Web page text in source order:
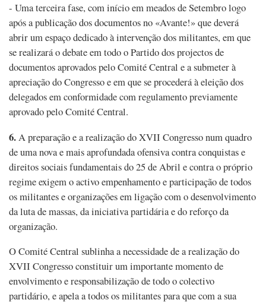
- Uma terceira fase, com início em meados de Setembro logo
após a publicação dos documentos no «Avante!» que deverá
abrir um espaço dedicado à intervenção dos militantes, em que
se realizará o debate em todo o Partido dos projectos de
documentos aprovados pelo Comité Central e a submeter à
apreciação do Congresso e em que se procederá à eleição dos
delegados em conformidade com regulamento previamente
aprovado pelo Comité Central.
6.A preparação e a realização do XVII Congresso num quadro
de uma nova e mais aprofundada ofensiva contra conquistas e
direitos sociais fundamentais do 25 de Abril e contra o próprio
regime exigem o activo empenhamento e participação de todos
os militantes e organizações em ligação com o desenvolvimento
da luta de massas, da iniciativa partidária e do reforço da
organização.
O Comité Central sublinha a necessidade de a realização do
XVII Congresso constituir um importante momento de
envolvimento e responsabilização de todo o colectivo
partidário, e apela a todos os militantes para que com a sua